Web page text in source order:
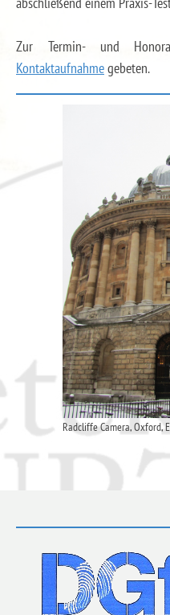
Zur Termin- und
Kontaktaufnahmegebeten.
Radcliffe Camera, Oxford,